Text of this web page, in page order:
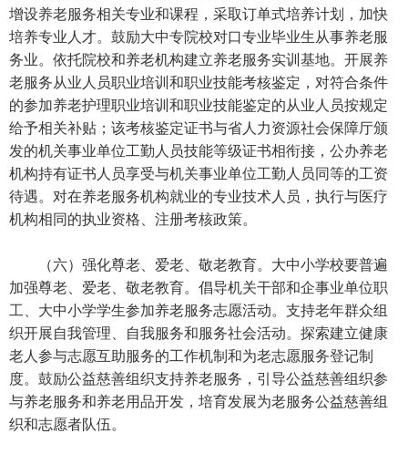
增设养老服务相关专业和课程，采取订单式培养计划，加快
培养专业人才。鼓励大中专院校对口专业毕业生从事养老服
务业。依托院校和养老机构建立养老服务实训基地。开展养
老服务从业人员职业培训和职业技能考核鉴定，对符合条件
的参加养老护理职业培训和职业技能鉴定的从业人员按规定
给予相关补贴；该考核鉴定证书与省人力资源社会保障厅颁
发的机关事业单位工勤人员技能等级证书相衔接，公办养老
机构持有证书人员享受与机关事业单位工勤人员同等的工资
待遇。对在养老服务机构就业的专业技术人员，执行与医疗
机构相同的执业资格、注册考核政策。
（六）强化尊老、爱老、敬老教育。大中小学校要普遍
加强尊老、爱老、敬老教育。倡导机关干部和企事业单位职
工、大中小学学生参加养老服务志愿活动。支持老年群众组
织开展自我管理、自我服务和服务社会活动。探索建立健康
老人参与志愿互助服务的工作机制和为老志愿服务登记制
度。鼓励公益慈善组织支持养老服务，引导公益慈善组织参
与养老服务和养老用品开发，培育发展为老服务公益慈善组
织和志愿者队伍。